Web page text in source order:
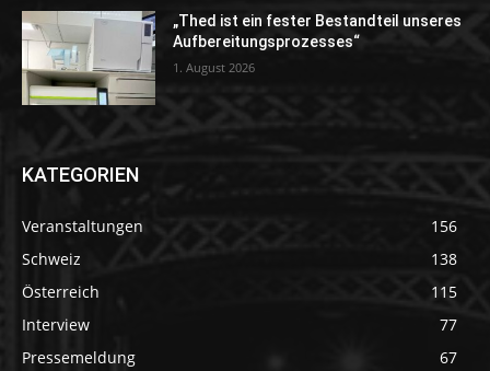
„Thed ist ein fester Bestandteil unseres
Aufbereitungsprozesses“
1. August 2026
KATEGORIEN
Veranstaltungen
156
Schweiz
138
Österreich
115
Interview
77
Pressemeldung
67